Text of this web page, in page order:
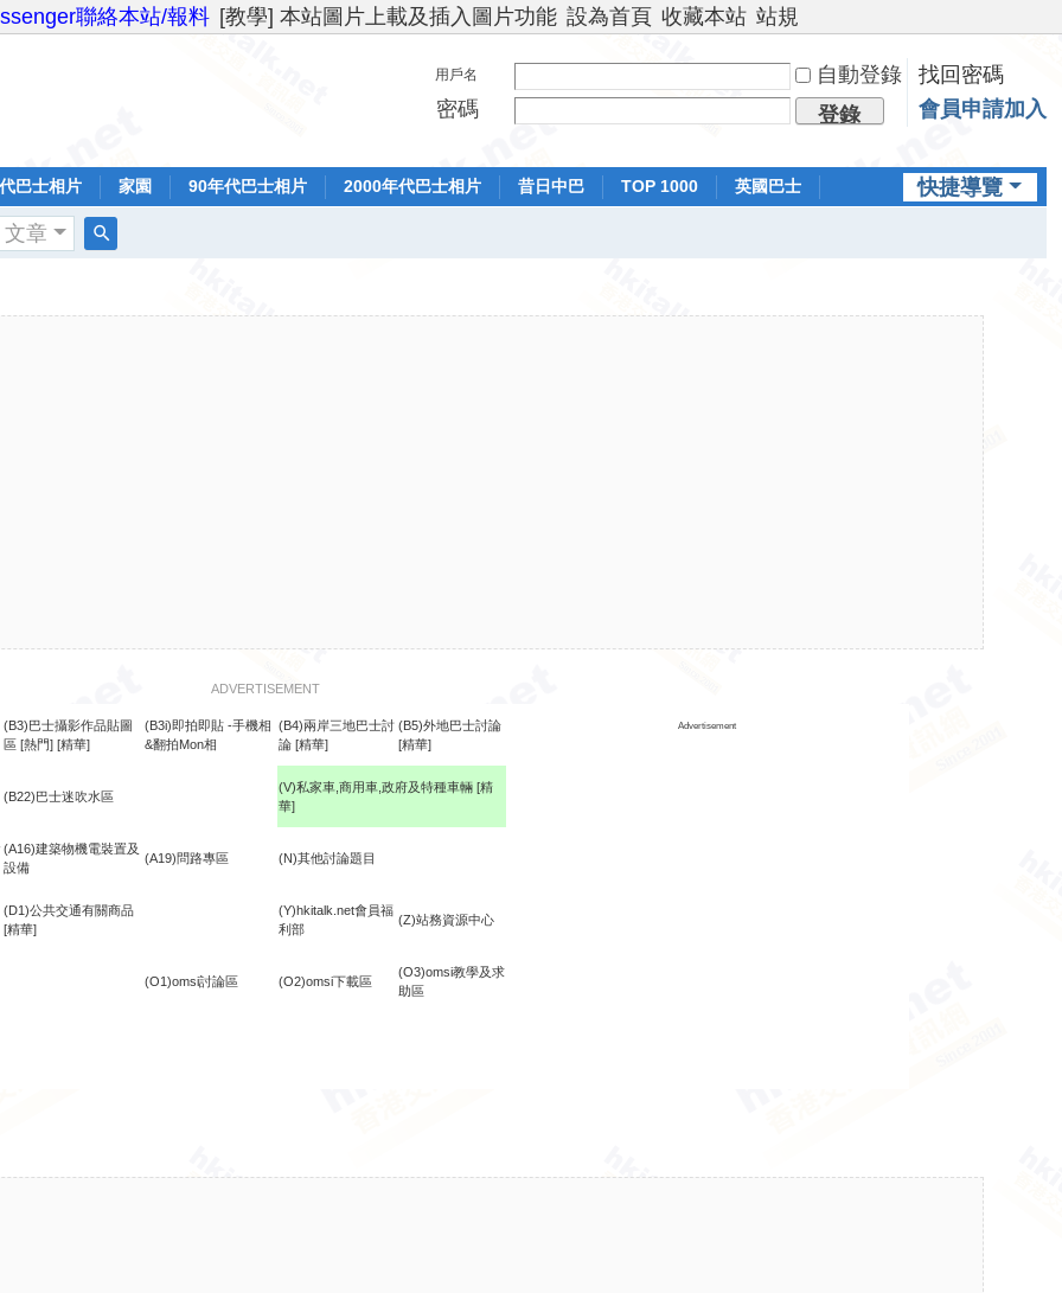
聯絡本站/報料 [教學] 本站圖片上載及插入圖片功能 設為首頁 收藏本站 站規
用戶名 自動登錄
找回密碼
密碼
登錄 會員申請加入
快捷導覽
巴士相片 家園 90年代巴士相片 2000年代巴士相片 昔日中巴 TOP 1000
英國巴士
文章
ADVERTISEMENT
(B3)巴士攝影作品貼圖
區 [熱門] [精華]
(B3i)即拍即貼 -手機相
&翻拍Mon相
(B4)兩岸三地巴士討
論 [精華]
(B5)外地巴士討論
[精華]
Advertisement
(B22)巴士迷吹水區
(V)私家車,商用車,政府及特種車輛 [精
華]
(A16)建築物機電裝置及
設備
(A19)問路專區 (N)其他討論題目
(D1)公共交通有關商品
[精華]
(Y)hkitalk.net會員福
利部
(Z)站務資源中心
(O1)omsi討論區 (O2)omsi下載區
(O3)omsi教學及求
助區